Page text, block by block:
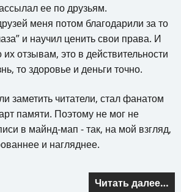
ее по друзьям.
меня потом благодарили за то
и научил ценить свои права. И
отзывам, это в действительности
то здоровье и деньги точно.
заметить читатели, стал фанатом
памяти. Поэтому не мог не
в майнд-мап - так, на мой взгляд,
и нагляднее.
Читать далее…